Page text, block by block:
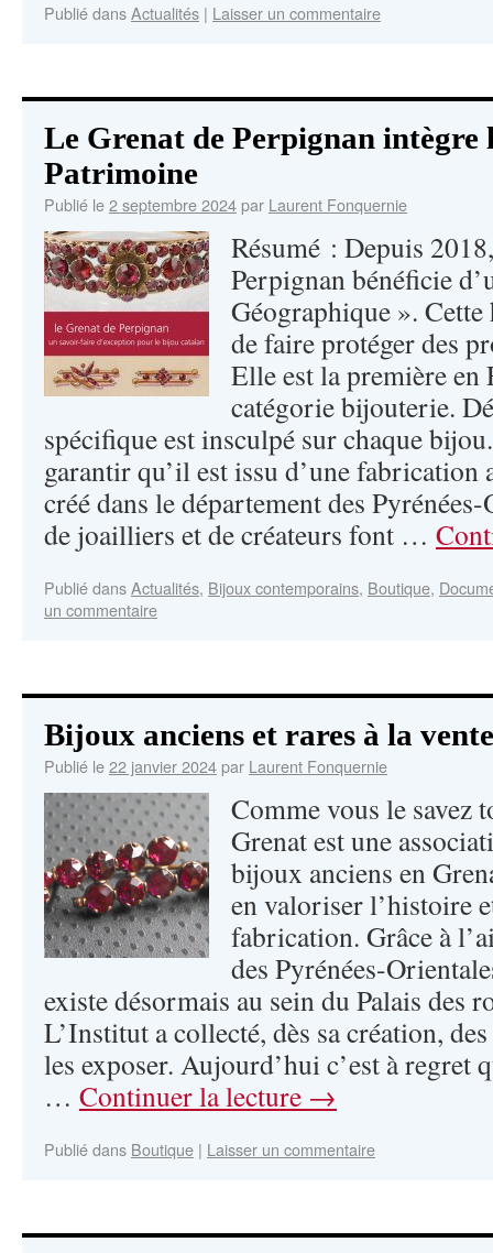
Publié dansActualités | Laisser un commentaire
Le Grenat de Perpignan intègre
Patrimoine
Publié le2 septembre 2024par Laurent Fonquernie
Résumé : Depuis
Perpignan bénéficie
Géographique ».
de faire protéger des
Elle est la première en
catégorie bijouterie.
spécifique est insculpé sur chaque
garantir qu’il est issu d’une fabrication
créé dans le département des
de joailliers et de créateurs font …
Publié dansActualités, Bijoux contemporains, Boutique,
un commentaire
Bijoux anciens et rares à la vente
Publié le22 janvier 2024par Laurent Fonquernie
Comme vous le savez
Grenat est une
bijoux anciens en
en valoriser l’histoire
fabrication. Grâce à
des Pyrénées-
existe désormais au sein du Palais des
L’Institut a collecté, dès sa création,
les exposer. Aujourd’hui c’est à regret
… Continuer la lecture →
Publié dans Boutique | Laisser un commentaire